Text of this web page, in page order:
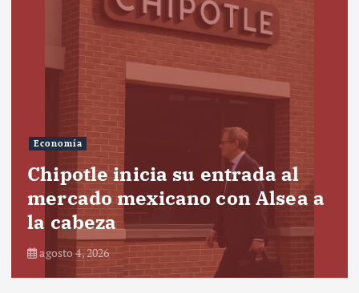
Economía
Chipotle inicia su entrada al
mercado mexicano con Alsea a
la cabeza
agosto 4, 2026